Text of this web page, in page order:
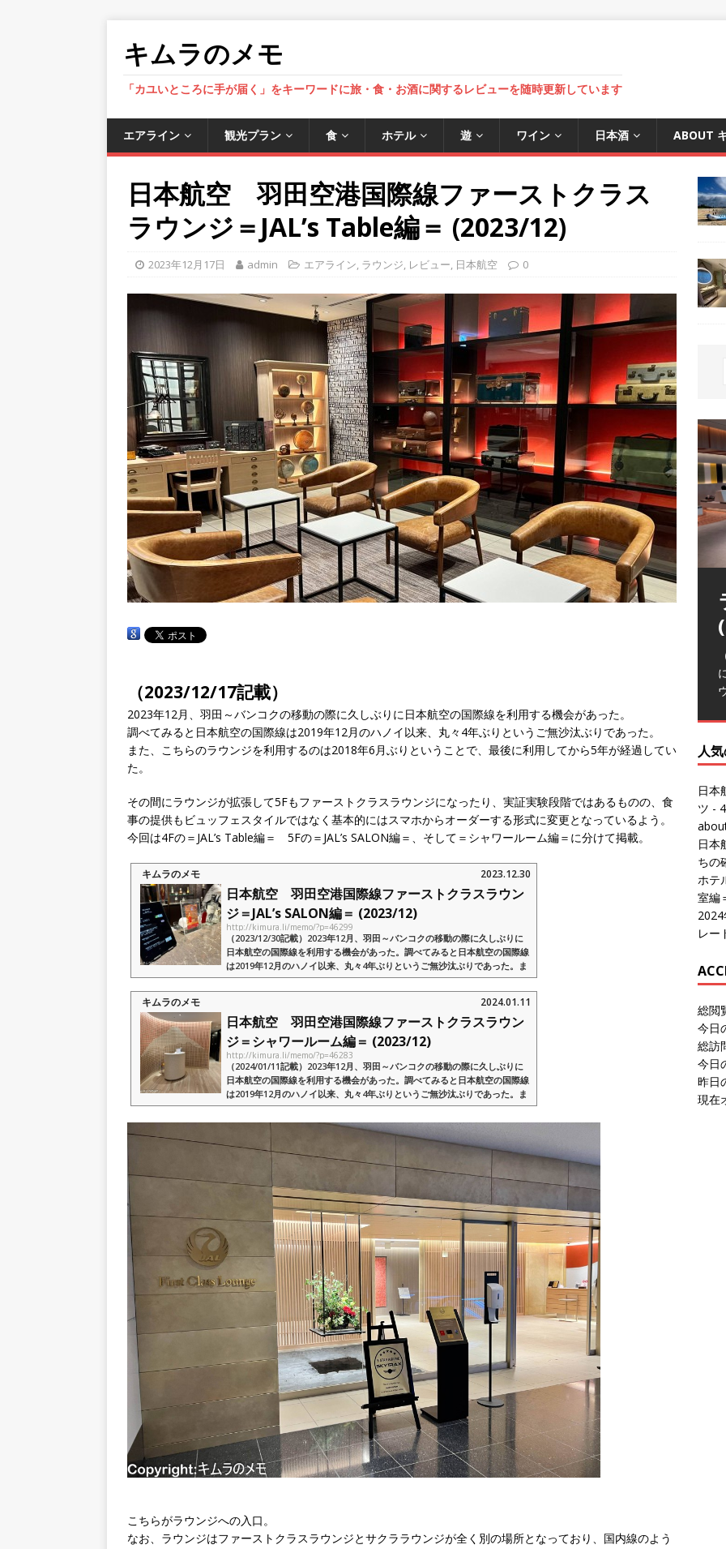
キムラのメモ
「カユいところに手が届く」をキーワードに旅・食・お酒に関するレビューを随時更新しています
エアライン 観光プラン 食 ホテル 遊 ワイン 日本酒 ABOUT
日本航空 羽田空港国際線ファーストクラス
ラウンジ＝JAL’s Table編＝ (2023/12)
2023年12月17日 admin エアライン, ラウンジ, レビュー, 日本航空 0
（2023/12/17記載）
2023年12月、羽田～バンコクの移動の際に久しぶりに日本航空の国際線を利用する機会があった。
調べてみると日本航空の国際線は2019年12月のハノイ以来、丸々4年ぶりというご無沙汰ぶりであった。
また、こちらのラウンジを利用するのは2018年6月ぶりということで、最後に利用してから5年が経過してい
た。
その間にラウンジが拡張して5Fもファーストクラスラウンジになったり、実証実験段階ではあるものの、食
事の提供もビュッフェスタイルではなく基本的にはスマホからオーダーする形式に変更となっているよう。
今回は4Fの＝JAL’s Table編＝ 5Fの＝JAL’s SALON編＝、そして＝シャワールーム編＝に分けて掲載。
キムラのメモ 2023.12.30
日本航空 羽田空港国際線ファーストクラスラウン
ジ＝JAL’s SALON編＝ (2023/12)
http://kimura.li/memo/?p=46299
（2023/12/30記載）2023年12月、羽田～バンコクの移動の際に久しぶりに
日本航空の国際線を利用する機会があった。調べてみると日本航空の国際線
は2019年12月のハノイ以来、丸々4年ぶりというご無沙汰ぶりであった。ま
た、こちらのラウンジを利用するのは2018年6月ぶ...
キムラのメモ 2024.01.11
日本航空 羽田空港国際線ファーストクラスラウン
ジ＝シャワールーム編＝ (2023/12)
http://kimura.li/memo/?p=46283
（2024/01/11記載）2023年12月、羽田～バンコクの移動の際に久しぶりに
日本航空の国際線を利用する機会があった。調べてみると日本航空の国際線
は2019年12月のハノイ以来、丸々4年ぶりというご無沙汰ぶりであった。ま
た、こちらのラウンジを利用するのは2018年6月ぶ...
こちらがラウンジへの入口。
なお、ラウンジはファーストクラスラウンジとサクララウンジが全く別の場所となっており、国内線のよう
人
日本
ツ -
日本
ちの
ホテ
室編
レー
総閲
今日
総訪
今日
昨日
現在